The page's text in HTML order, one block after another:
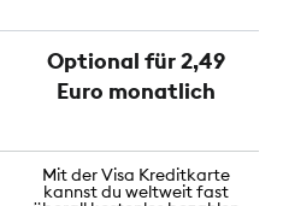
Optional für 2,49
Euro monatlich
Mit der Visa Kreditkarte
kannst du weltweit fast